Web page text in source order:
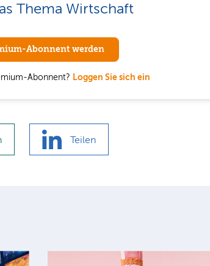
Thema Wirtschaft
Abonnent werden
Abonnent? Loggen Sie sich ein
Teilen